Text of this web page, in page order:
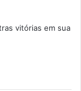
vitórias em sua